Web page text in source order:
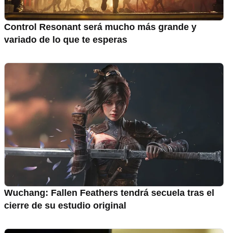
Control Resonant será mucho más grande y
variado de lo que te esperas
Wuchang: Fallen Feathers tendrá secuela tras el
cierre de su estudio original